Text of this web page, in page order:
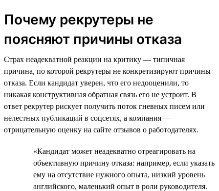
Почему рекрутеры не
поясняют причины отказа
Страх неадекватной реакции на критику — типичная
причина, по которой рекрутеры не конкретизируют причины
отказа. Если кандидат уверен, что его недооценили, то
никакая конструктивная обратная связь его не устроит. В
ответ рекрутер рискует получить поток гневных писем или
нелестных публикаций в соцсетях, а компания —
отрицательную оценку на сайте отзывов о работодателях.
«Кандидат может неадекватно отреагировать на
объективную причину отказа: например, если указать
ему на отсутствие нужного опыта, низкий уровень
английского, маленький опыт в роли руководителя.